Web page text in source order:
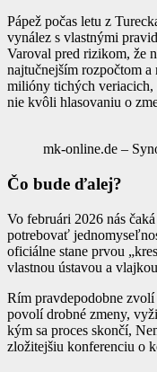
Pápež počas letu z
vynález s vlastnými
Varoval pred rizikom, že
najtučnejším rozpočtom
milióny tichých
nie kvôli hlasovaniu o
mk-online.de –
Čo bude ďalej?
Vo februári 2026 nás
potrebovať
oficiálne stane prvou
vlastnou ústavou a
Rím pravdepodobne zvolí
povolí drobné zmeny,
kým sa proces skončí,
zložitejšiu konferenciu o